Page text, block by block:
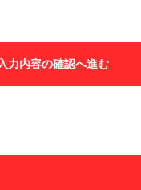
のとし、不承諾の場合に
。
入力内容の確認へ進む